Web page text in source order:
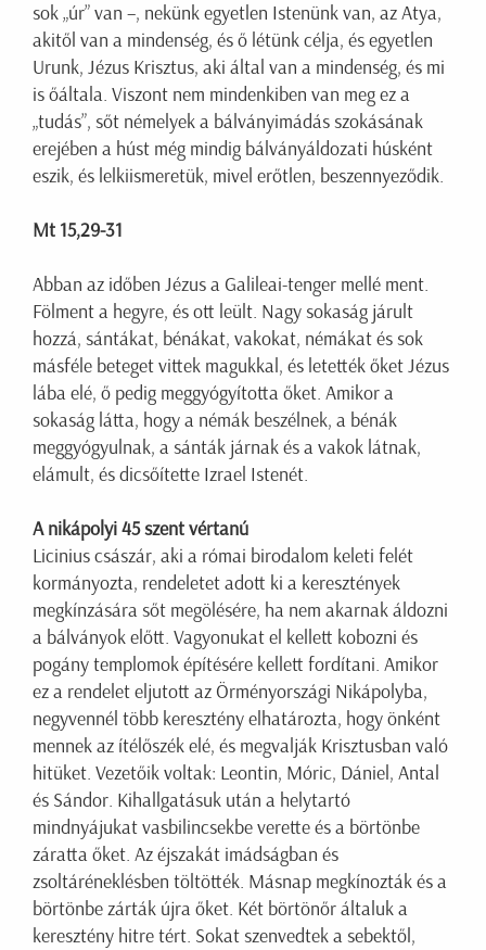
sok „úr” van –, nekünk egyetlen Istenünk van, az Atya,
akitől van a mindenség, és ő létünk célja, és egyetlen
Urunk, Jézus Krisztus, aki által van a mindenség, és mi
is őáltala. Viszont nem mindenkiben van meg ez a
„tudás”, sőt némelyek a bálványimádás szokásának
erejében a húst még mindig bálványáldozati húsként
eszik, és lelkiismeretük, mivel erőtlen, beszennyeződik.
Mt 15,29-31
Abban az időben Jézus a Galileai-tenger mellé ment.
Fölment a hegyre, és ott leült. Nagy sokaság járult
hozzá, sántákat, bénákat, vakokat, némákat és sok
másféle beteget vittek magukkal, és letették őket Jézus
lába elé, ő pedig meggyógyította őket. Amikor a
sokaság látta, hogy a némák beszélnek, a bénák
meggyógyulnak, a sánták járnak és a vakok látnak,
elámult, és dicsőítette Izrael Istenét.
A nikápolyi 45 szent vértanú
Licinius császár, aki a római birodalom keleti felét
kormányozta, rendeletet adott ki a keresztények
megkínzására sőt megölésére, ha nem akarnak áldozni
a bálványok előtt. Vagyonukat el kellett kobozni és
pogány templomok építésére kellett fordítani. Amikor
ez a rendelet eljutott az Örményországi Nikápolyba,
negyvennél több keresztény elhatározta, hogy önként
mennek az ítélőszék elé, és megvalják Krisztusban való
hitüket. Vezetőik voltak: Leontin, Móric, Dániel, Antal
és Sándor. Kihallgatásuk után a helytartó
mindnyájukat vasbilincsekbe verette és a börtönbe
záratta őket. Az éjszakát imádságban és
zsoltáréneklésben töltötték. Másnap megkínozták és a
börtönbe zárták újra őket. Két börtönőr általuk a
keresztény hitre tért. Sokat szenvedtek a sebektől,